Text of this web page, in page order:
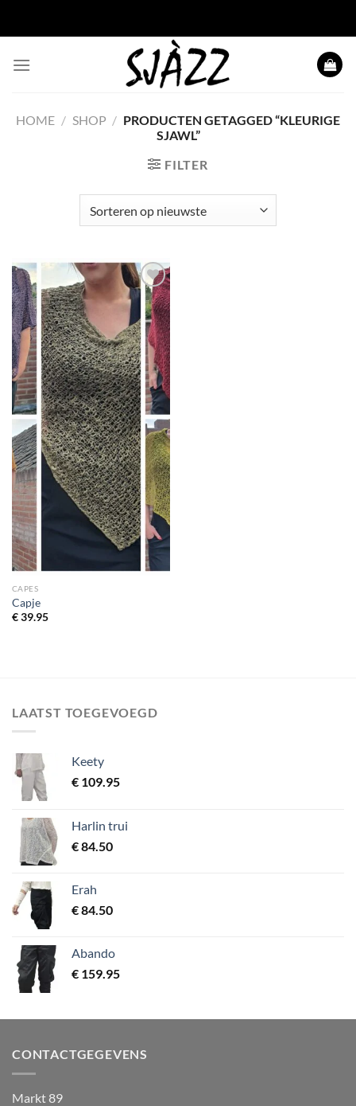
HOME / SHOP / PRODUCTEN GETAGGED “KLEURIGE
SJAWL”
FILTER
Toevoegen
aan
wenslijst
CAPES
Capje
€39.95
LAATST TOEGEVOEGD
Keety
€ 109.95
Harlin trui
€84.50
Erah
€84.50
Abando
€ 159.95
CONTACTGEGEVENS
Markt 89